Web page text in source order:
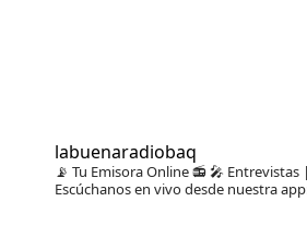
labuenaradiobaq
📡 Tu Emisora Online 📻🎤
Escúchanos en vivo desde nuestra